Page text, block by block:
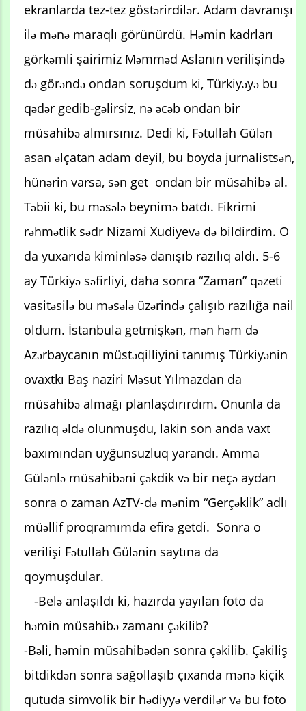
ekranlarda tez-tez göstərirdilər. Adam davranışı
ilə mənə maraqlı görünürdü. Həmin kadrları
görkəmli şairimiz Məmməd Aslanın verilişində
də görəndə ondan soruşdum ki, Türkiyəyə bu
qədər gedib-gəlirsiz, nə əcəb ondan bir
müsahibə almırsınız. Dedi ki, Fətullah Gülən
asan əlçatan adam deyil, bu boyda jurnalistsən,
hünərin varsa, sən get ondan bir müsahibə al.
Təbii ki, bu məsələ beynimə batdı. Fikrimi
rəhmətlik sədr Nizami Xudiyevə də bildirdim. O
da yuxarıda kiminləsə danışıb razılıq aldı. 5-6
ay Türkiyə səfirliyi, daha sonra “Zaman” qəzeti
vasitəsilə bu məsələ üzərində çalışıb razılığa nail
oldum. İstanbula getmişkən, mən həm də
Azərbaycanın müstəqilliyini tanımış Türkiyənin
ovaxtkı Baş naziri Məsut Yılmazdan da
müsahibə almağı planlaşdırırdım. Onunla da
razılıq əldə olunmuşdu, lakin son anda vaxt
baxımından uyğunsuzluq yarandı. Amma
Gülənlə müsahibəni çəkdik və bir neçə aydan
sonra o zaman AzTV-də mənim “Gerçəklik” adlı
müəllif proqramımda efirə getdi. Sonra o
verilişi Fətullah Gülənin saytına da
qoymuşdular.
-Belə anlaşıldı ki, hazırda yayılan foto da
həmin müsahibə zamanı çəkilib?
-Bəli, həmin müsahibədən sonra çəkilib. Çəkiliş
bitdikdən sonra sağollaşıb çıxanda mənə kiçik
qutuda simvolik bir hədiyyə verdilər və bu foto